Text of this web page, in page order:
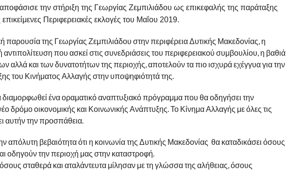
την στήριξη της Γεωργίας Ζεμπιλιάδου ως επικεφαλής της παράταξης
Περιφερειακές εκλογές του Μαΐου 2019.
παρουσία της Γεωργίας Ζεμπιλιάδου στην περιφέρεια Δυτικής Μακεδονίας, η
που ασκεί στις συνεδριάσεις του περιφερειακού συμβουλίου, η βαθιά
και των δυνατοτήτων της περιοχής, αποτελούν τα πιο ισχυρά εχέγγυα για την
του Κινήματος Αλλαγής στην υποψηφιότητά της.
διαμορφωθεί ένα οραματικό αναπτυξιακό πρόγραμμα που θα οδηγήσει την
δρόμο οικονομικής και Κοινωνικής Ανάπτυξης. Το Κίνημα Αλλαγής με όλες τις
αυτήν την προσπάθεια.
απόλυτη βεβαιότητα ότι η κοινωνία της Δυτικής Μακεδονίας θα καταδικάσει όσους
οδηγούν την περιοχή μας στην καταστροφή.
σταθερά και αταλάντευτα μίλησαν με τη γλώσσα της αλήθειας, όσους